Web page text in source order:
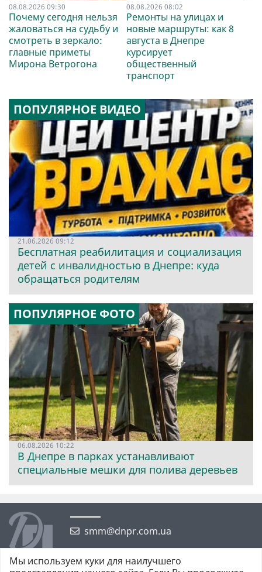
08.08.2026 09:30
Почему сегодня нельзя
жаловаться на судьбу и
смотреть в зеркало:
главные приметы
Мирона Ветрогона
08.08.2026 08:02
Ремонты на улицах и
новые маршруты: как 8
августа в Днепре
курсирует
общественный
транспорт
ПОПУЛЯРНОЕ ВИДЕО
21.06.2026 09:12
Бесплатная реабилитация и социализация
детей с инвалидностью в Днепре: куда
обращаться родителям
ПОПУЛЯРНОЕ ФОТО
06.08.2026 10:22
В Днепре в парках устанавливают
специальные мешки для полива деревьев
smm@dnpr.com.ua
Мы используем куки для наилучшего